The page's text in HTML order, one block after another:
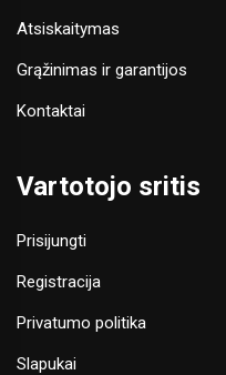
Atsiskaitymas
Grąžinimas ir garantijos
Kontaktai
Vartotojo sritis
Prisijungti
Registracija
Privatumo politika
Slapukai